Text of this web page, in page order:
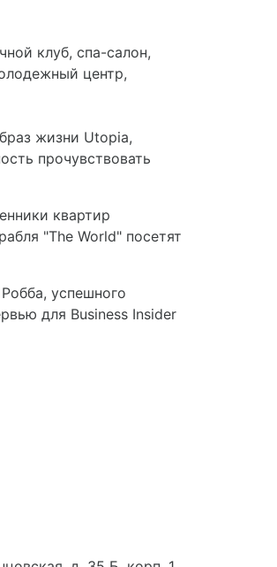
клуб, спа-салон,
центр,
жизни Utopia,
прочувствовать
квартир
"The World" посетят
успешного
для Business Insider